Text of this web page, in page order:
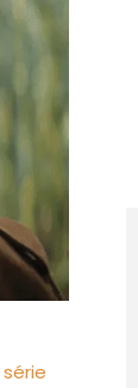
série